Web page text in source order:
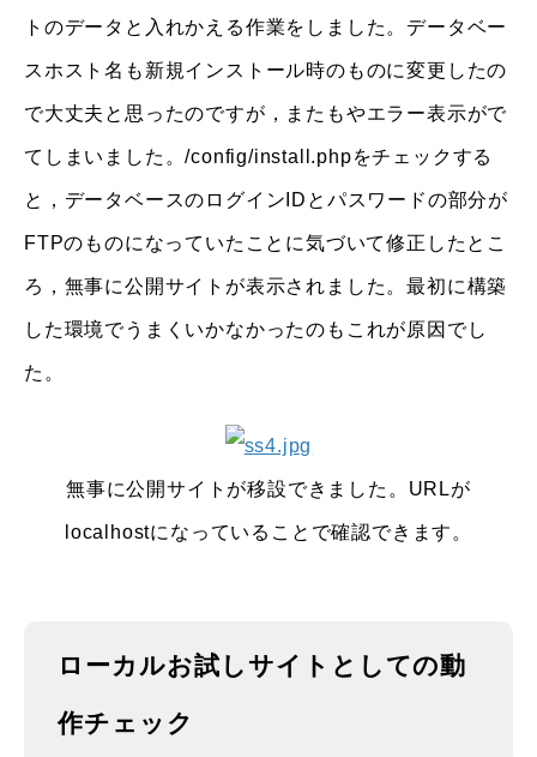
トのデータと入れかえる作業をしました。データベー
スホスト名も新規インストール時のものに変更したの
で大丈夫と思ったのですが，またもやエラー表示がで
てしまいました。/config/install.phpをチェックする
と，データベースのログインIDとパスワードの部分が
FTPのものになっていたことに気づいて修正したとこ
ろ，無事に公開サイトが表示されました。最初に構築
した環境でうまくいかなかったのもこれが原因でし
た。
無事に公開サイトが移設できました。URLが
localhostになっていることで確認できます。
ローカルお試しサイトとしての動
作チェック